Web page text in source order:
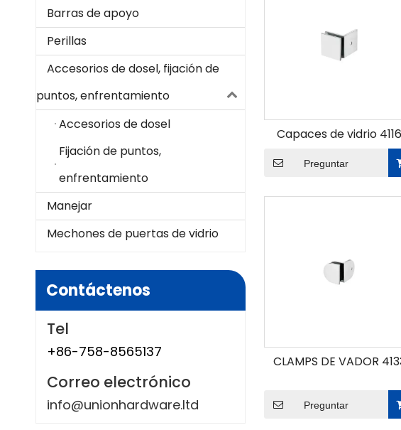
Barras de apoyo
Perillas
Accesorios de dosel, fijación de
puntos, enfrentamiento
Accesorios de dosel
Fijación de puntos,
enfrentamiento
Manejar
Mechones de puertas de vidrio
Contáctenos
Tel
+86-758-8565137
Correo electrónico
info@unionhardware.ltd
Capaces de vidrio 4116
Preguntar
CLAMPS DE VADOR
Preguntar